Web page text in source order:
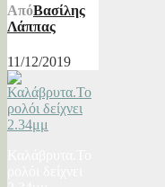
ΑπόΒασίλης
Λάππας
11/12/2019